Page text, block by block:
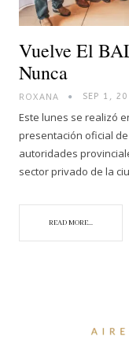
Vuelve El
Nunca
ROXANA SEP 1,
Este lunes se realizó
presentación oficial
autoridades
sector privado de la
READ MORE...